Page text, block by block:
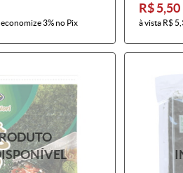
economize3%no Pix
R$ 5,50
à vista R$